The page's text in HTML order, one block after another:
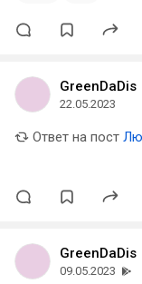
GreenDaDis
22.05.2023
Ответ на пост
GreenDaDis
09.05.2023